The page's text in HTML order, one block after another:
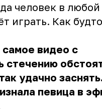
человек в любой
играть. Как
видео с
стечению
удачно
певица в